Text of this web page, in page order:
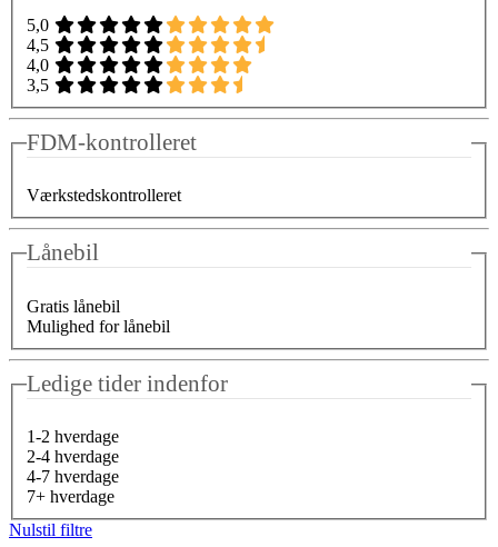
5,0
4,5
4,0
3,5
FDM-kontrolleret
Værkstedskontrolleret
Lånebil
Gratis lånebil
Mulighed for lånebil
Ledige tider indenfor
1-2 hverdage
2-4 hverdage
4-7 hverdage
7+ hverdage
Nulstil filtre